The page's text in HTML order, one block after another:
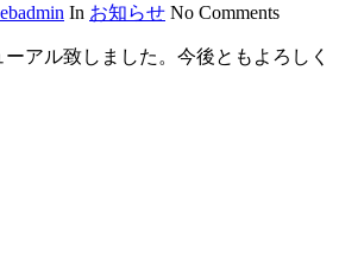
In お知らせ No Comments
アル致しました。今後ともよろしく